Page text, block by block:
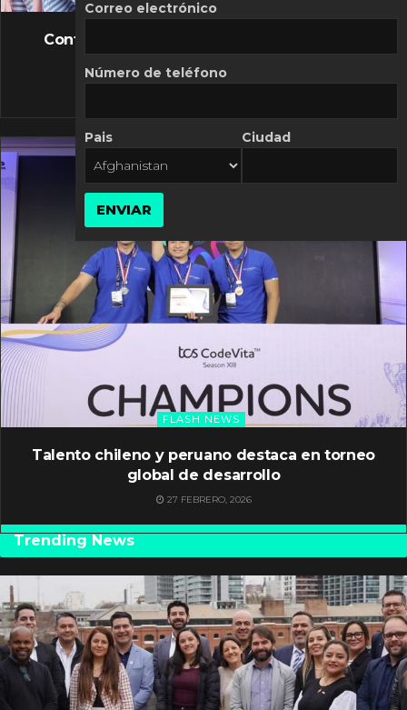
FLASH NEWS
Controversia de Mercado Libre por costos
10 MARZO, 2026
FLASH NEWS
Talento chileno y peruano destaca en torneo
global de desarrollo
27 FEBRERO, 2026
Trending News
Correo electrónico
Número de teléfono
Pais Ciudad
ENVIAR